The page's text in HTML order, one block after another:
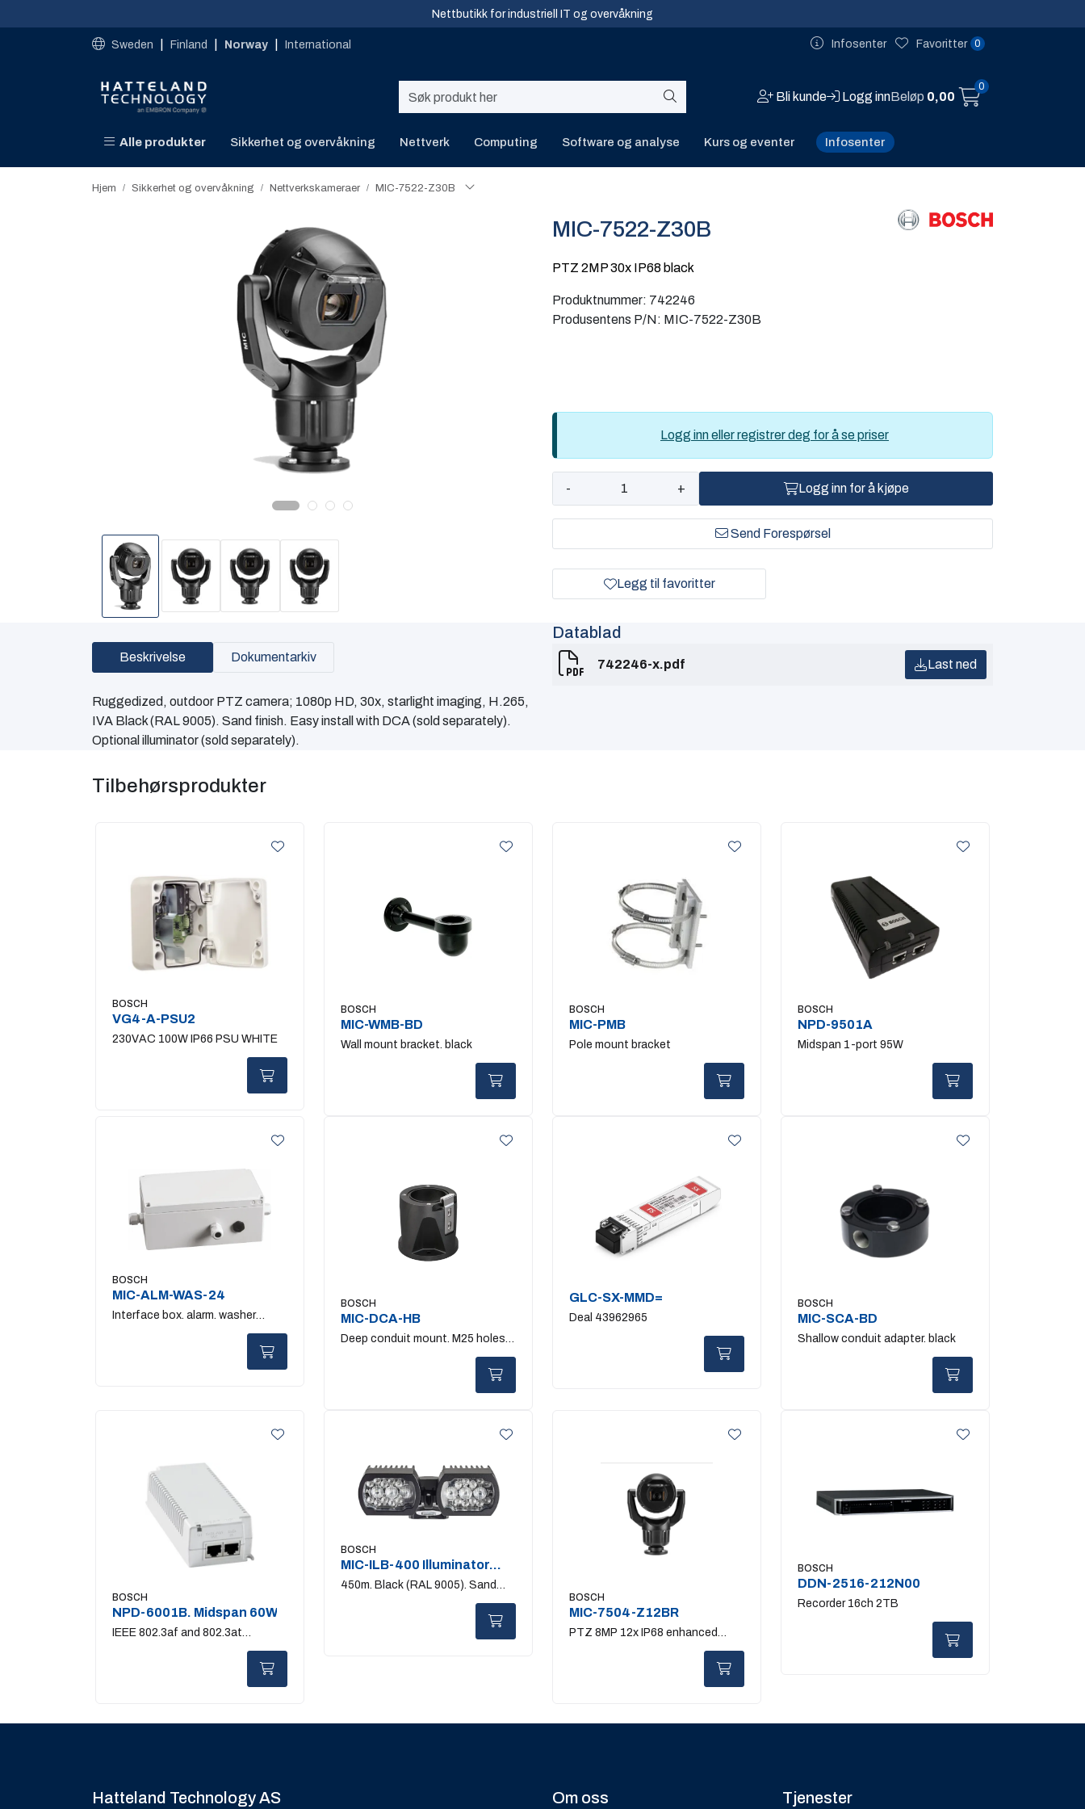
Nettbutikk for industriell IT og overvåkning
Sweden Finland Norway International Infosenter 0
Favoritter
Bli kunde Logg innBeløp 0,00
0
Alle produkter Sikkerhet og overvåkning Nettverk Computing Software og analyse Kurs og eventer Infosenter
Hjem Sikkerhet og overvåkning Nettverkskameraer MIC-7522-Z30B
MIC-7522-Z30B
PTZ 2MP 30x IP68 black
Produktnummer: 742246
Produsentens P/N: MIC-7522-Z30B
Logg inn eller registrer deg for å se priser
- + Logg inn for å kjøpe
Send Forespørsel
Legg til favoritter
Beskrivelse Dokumentarkiv
Ruggedized, outdoor PTZ camera; 1080p HD, 30x, starlight imaging, H.265,
IVA Black (RAL 9005). Sand finish. Easy install with DCA (sold separately).
Optional illuminator (sold separately).
Datablad
742246-x.pdf Last ned
Tilbehørsprodukter
BOSCH
VG4-A-PSU2
230VAC 100W IP66 PSU WHITE
BOSCH
MIC-WMB-BD
Wall mount bracket. black
BOSCH
MIC-PMB
Pole mount bracket
BOSCH
NPD-9501A
Midspan 1-port 95W
BOSCH
MIC-ALM-WAS-24
Interface box. alarm. washer
BOSCH
MIC-DCA-HB
Deep conduit mount. M25 holes.
GLC-SX-MMD=
Deal 43962965
BOSCH
MIC-SCA-BD
Shallow conduit adapter. black
BOSCH
NPD-6001B. Midspan 60W
IEEE 802.3af and 802.3at
BOSCH
MIC-ILB-400 Illuminator
white + IR light
450m. Black (RAL 9005). Sand
BOSCH
MIC-7504-Z12BR
PTZ 8MP 12x IP68 enhanced
BOSCH
DDN-2516-212N00
Recorder 16ch 2TB
Hatteland Technology AS Om oss Tjenester